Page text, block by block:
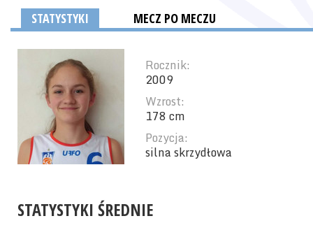
STATYSTYKI MECZ PO MECZU
Rocznik:
2009
Wzrost:
178 cm
Pozycja:
silna skrzydłowa
STATYSTYKI ŚREDNIE